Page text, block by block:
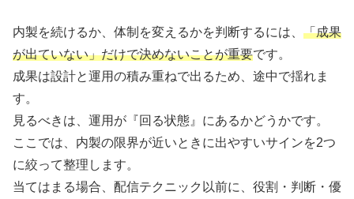
内製を続けるか、体制を変えるかを判断するには、 「成果
が出ていない」だけで決めないことが重要です。
成果は設計と運用の積み重ねで出るため、途中で揺れま
す。
見るべきは、運用が『回る状態』にあるかどうかです。
ここでは、内製の限界が近いときに出やすいサインを2つ
に絞って整理します。
当てはまる場合、配信テクニック以前に、役割・判断・優